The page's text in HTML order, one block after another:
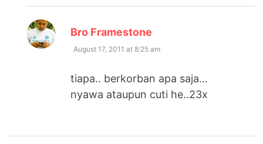
Bro Framestone
August 17, 2011 at 8:25 am
tiapa.. berkorban apa saja…
nyawa ataupun cuti he..23x